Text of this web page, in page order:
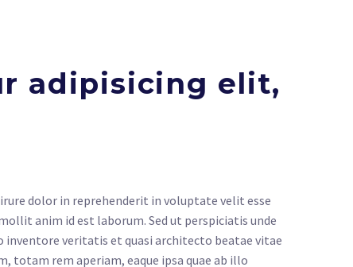
adipisicing elit,
dolor in reprehenderit in voluptate velit esse
anim id est laborum. Sed ut perspiciatis unde
veritatis et quasi architecto beatae vitae
totam rem aperiam, eaque ipsa quae ab illo